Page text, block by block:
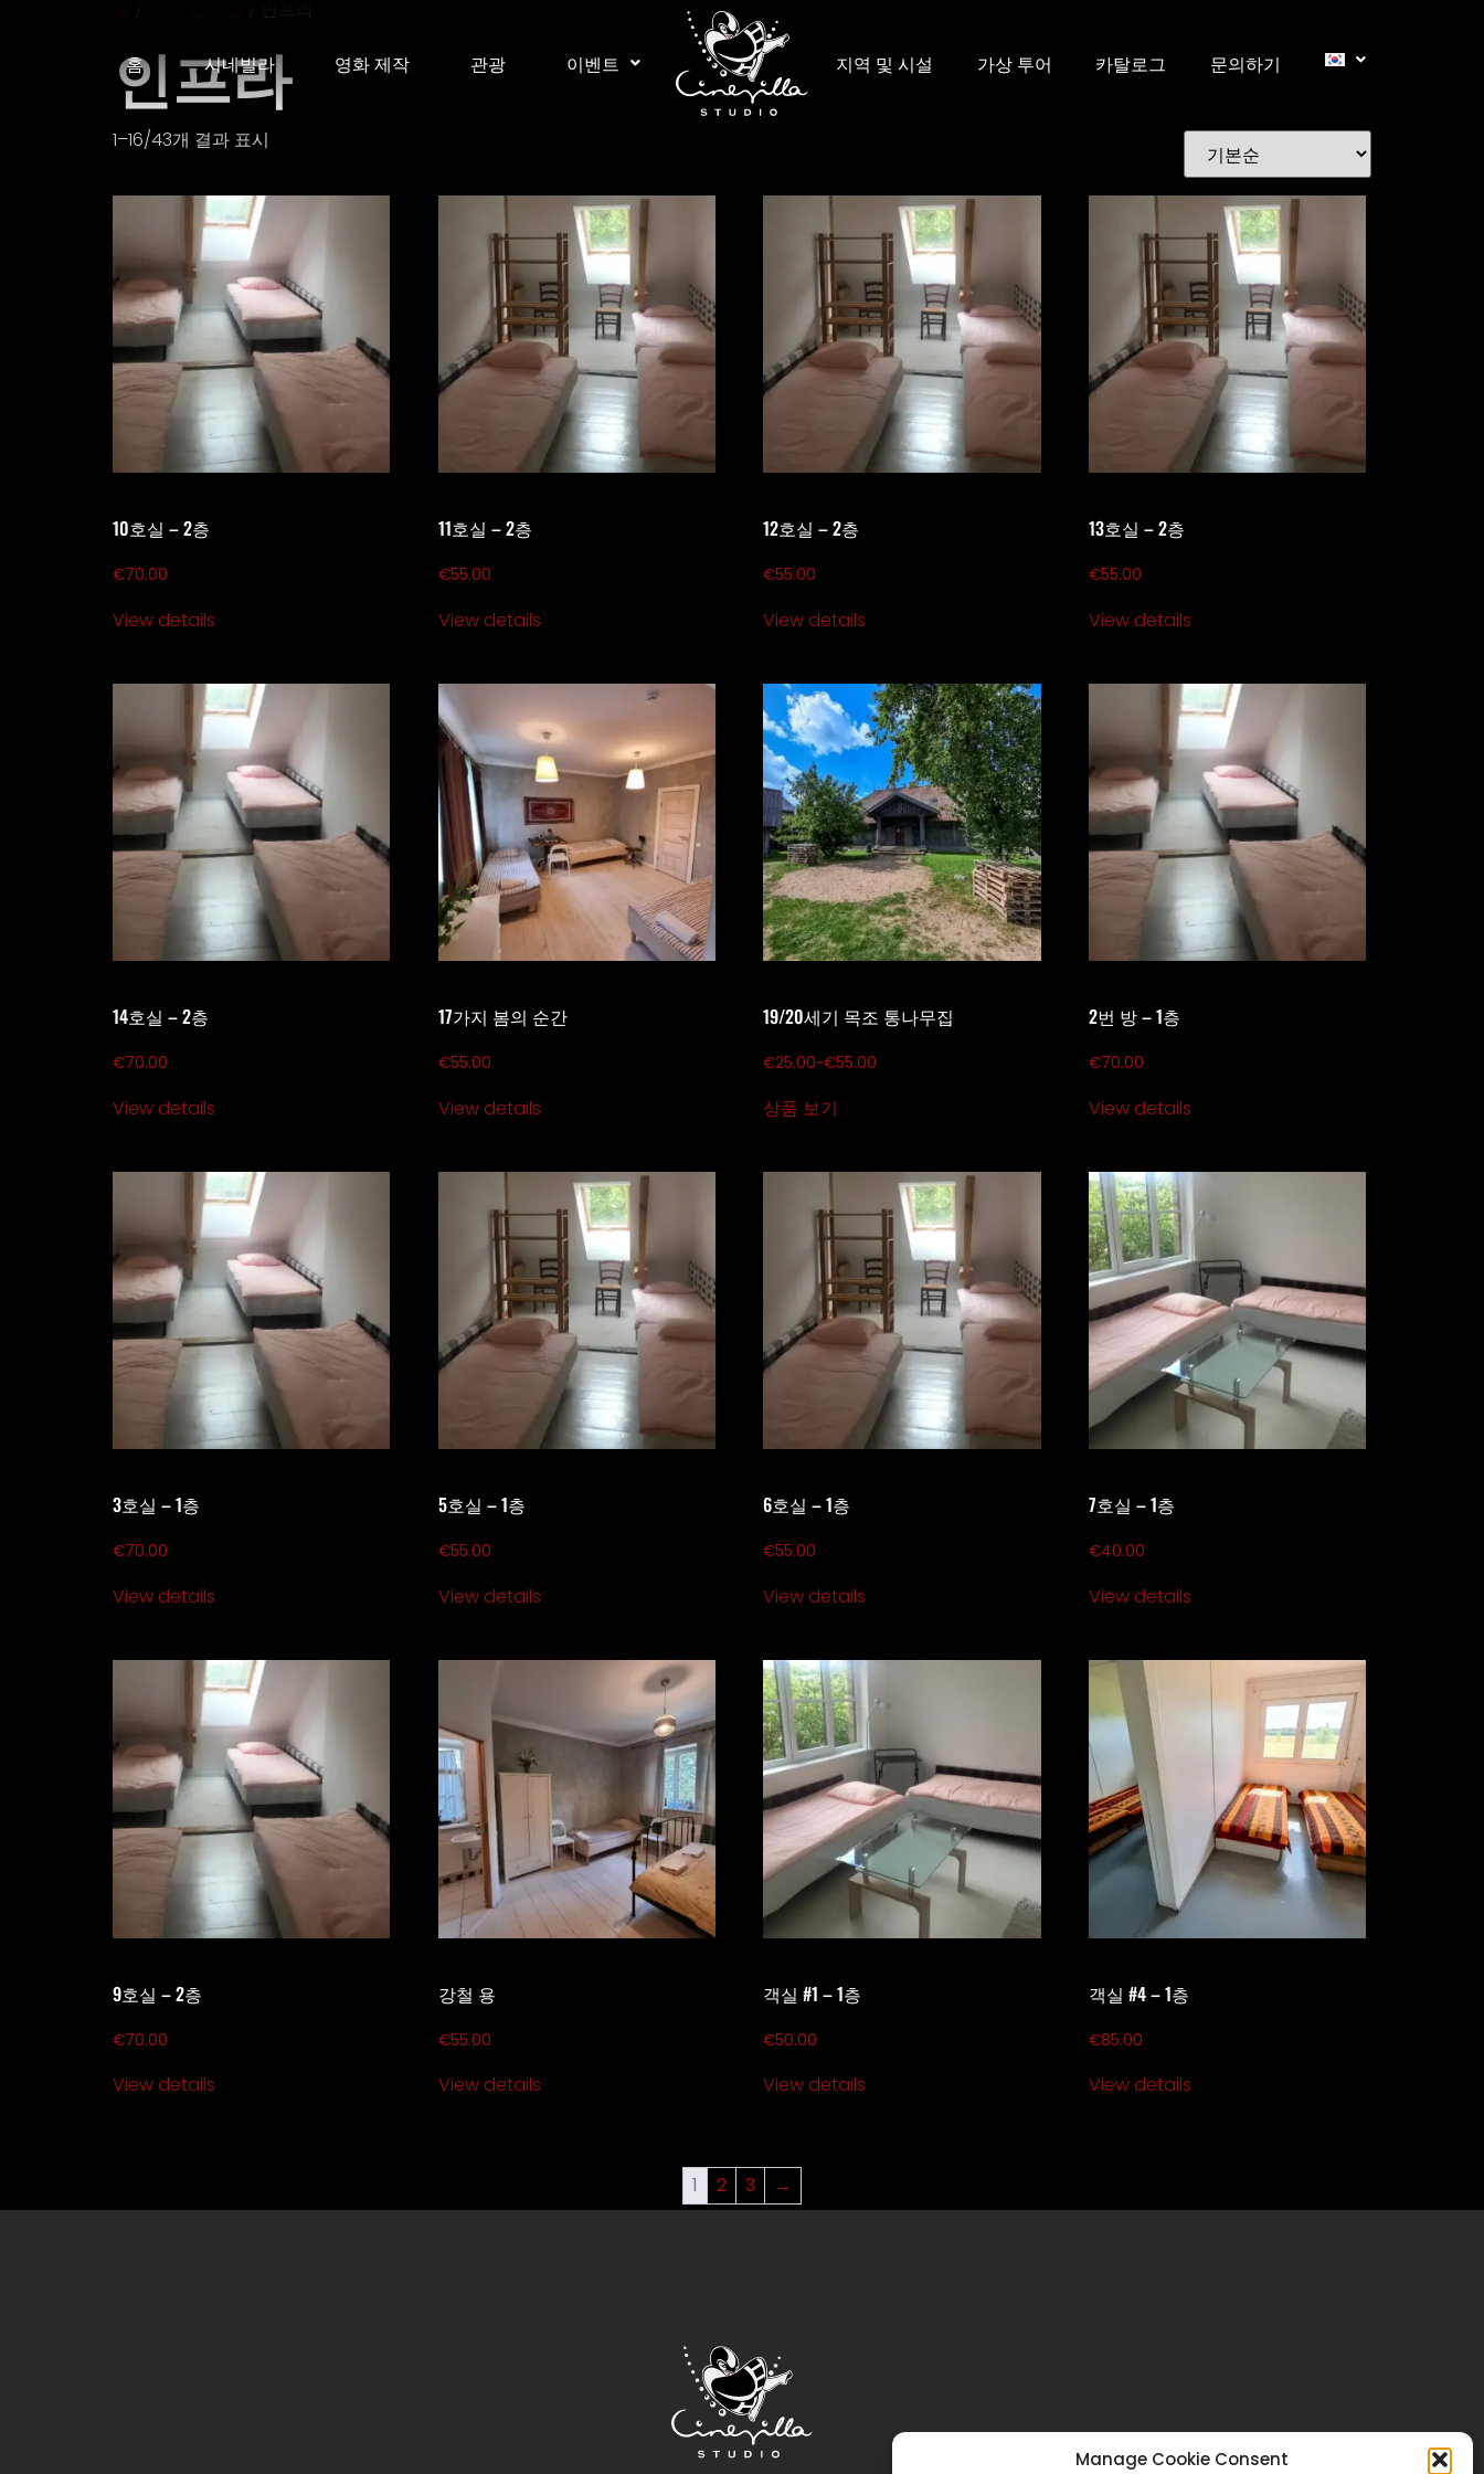
Manage Cookie Consent
홈 시네빌라 영화 제작 관광 이벤트 지역 및 시설 가상 투어 카탈로그 문의하기
/ 인프라
인프라
1–16/43개 결과 표시
10호실 – 2층
€70.00
View details
11호실 – 2층
€55.00
View details
12호실 – 2층
€55.00
View details
13호실 – 2층
€55.00
View details
14호실 – 2층
€70.00
View details
17가지 봄의 순간
€55.00
View details
19/20세기 목조 통나무집
€25.00~€55.00
상품 보기
2번 방 – 1층
€70.00
View details
3호실 – 1층
€70.00
View details
5호실 – 1층
€55.00
View details
6호실 – 1층
€55.00
View details
7호실 – 1층
€40.00
View details
9호실 – 2층
€70.00
View details
강철 용
€55.00
View details
객실 #1 – 1층
€50.00
View details
객실 #4 – 1층
€85.00
View details
1 2 3 →